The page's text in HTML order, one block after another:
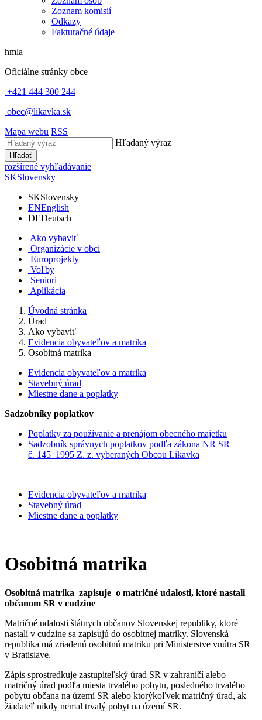
Zoznam komisií
Odkazy
Fakturačné údaje
hmla
Oficiálne stránky obce
+421 444 300 244
obec@likavka.sk
Mapa webu RSS
Hľadaný výraz
Hľadať
rozšírené vyhľadávanie
SKSlovensky
SKSlovensky
ENEnglish
DEDeutsch
Ako vybaviť
Organizácie v obci
Europrojekty
Voľby
Seniori
Aplikácia
Úvodná stránka
Úrad
Ako vybaviť
Evidencia obyvateľov a matrika
Osobitná matrika
Evidencia obyvateľov a matrika
Stavebný úrad
Miestne dane a poplatky
Sadzobníky poplatkov
Poplatky za používanie a prenájom obecného majetku
Sadzobník správnych poplatkov podľa zákona NR SR
č. 145_1995 Z. z. vyberaných Obcou Likavka
Evidencia obyvateľov a matrika
Stavebný úrad
Miestne dane a poplatky
Osobitná matrika
Osobitná matrika zapisuje o matričné udalosti, ktoré nastali
občanom SR v cudzine
Matričné udalosti štátnych občanov Slovenskej republiky, ktoré
nastali v cudzine sa zapisujú do osobitnej matriky. Slovenská
republika má zriadenú osobitnú matriku pri Ministerstve vnútra SR
v Bratislave.
Zápis sprostredkuje zastupiteľský úrad SR v zahraničí alebo
matričný úrad podľa miesta trvalého pobytu, posledného trvalého
pobytu občana na území SR alebo ktorýkoľvek matričný úrad, ak
žiadateľ nikdy nemal trvalý pobyt na území SR.